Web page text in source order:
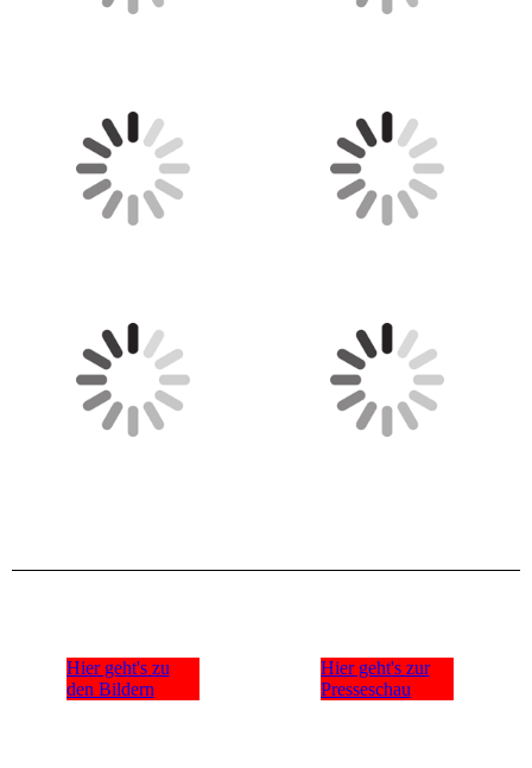
Hier geht's zu
den Bildern
Hier geht's zur
Presseschau